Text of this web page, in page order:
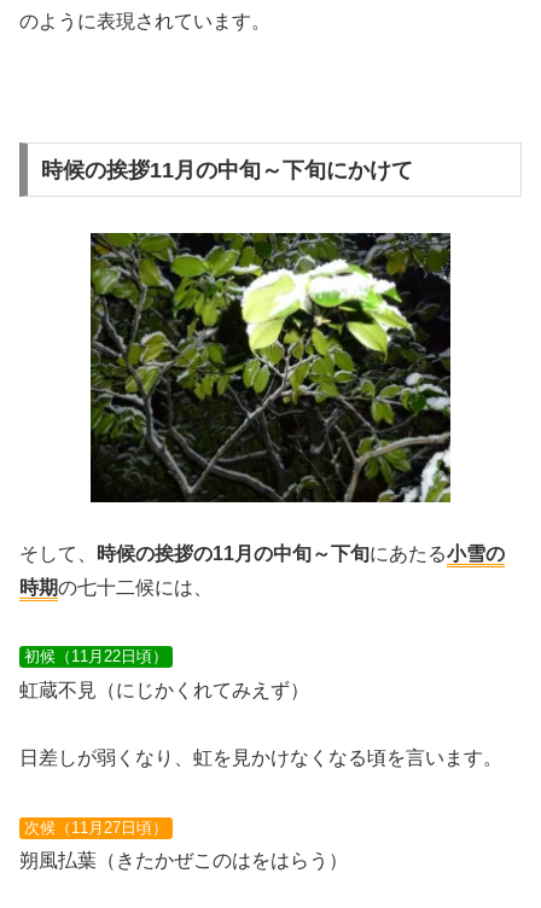
のように表現されています。
時候の挨拶11月の中旬～下旬にかけて
そして、 時候の挨拶の11月の中旬～下旬にあたる小雪の
時期の七十二候には、
初候（11月22日頃）
虹蔵不見（にじかくれてみえず）
日差しが弱くなり、虹を見かけなくなる頃を言います。
次候（11月27日頃）
朔風払葉（きたかぜこのはをはらう）